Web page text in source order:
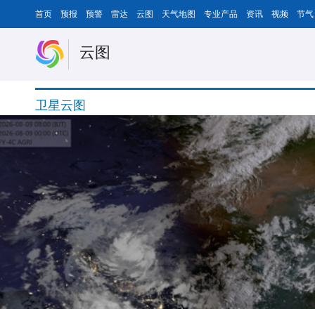
首页 预报 预警 雷达 云图 天气地图 专业产品 资讯 视频 节气
云图
卫星云图